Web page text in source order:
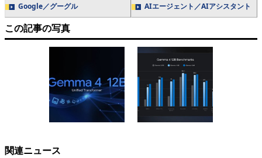
Google／グーグル AIエージェント／AIアシスタント
この記事の写真
関連ニュース